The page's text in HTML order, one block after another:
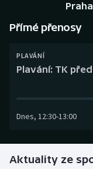
Baseball a softbal
Basketbal
Biatlon
Box
Curling
Historické návraty
Aplikace ČT sport
Přímé přenosy
PLAVÁNÍ
Plavání: TK
Dnes, 12:30-13:00
Aktuality ze